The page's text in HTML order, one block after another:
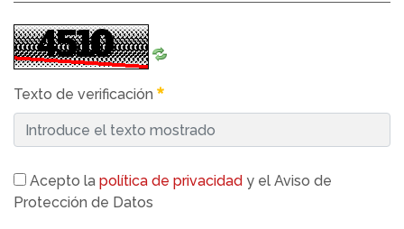
Texto de verificación
Acepto la política de privacidad y el Aviso de
Protección de Datos